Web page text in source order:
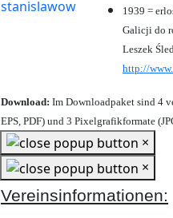
1939 =
Galicji do
Leszek
http://
Download: Im Downloadpaket sind 4
EPS, PDF) und 3 Pixelgrafikformate
×
×
Vereinsinformationen: